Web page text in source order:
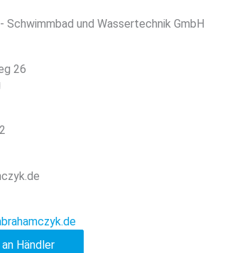
Schwimmbad und Wassertechnik GmbH
26
Händler